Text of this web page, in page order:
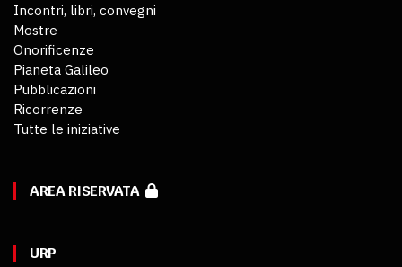
Incontri, libri, convegni
Mostre
Onorificenze
Pianeta Galileo
Pubblicazioni
Ricorrenze
Tutte le iniziative
AREA RISERVATA
URP